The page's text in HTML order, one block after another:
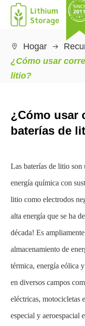
 Hogar
¿Cómo usar
litio?
¿Cómo usar
baterías de
Las baterías de litio son
energía química con
litio como electrodos
alta energía que se ha
década! Es
almacenamiento de
térmica, energía eólica
en diversos campos
eléctricas, motocicletas
especial y aeroespacial